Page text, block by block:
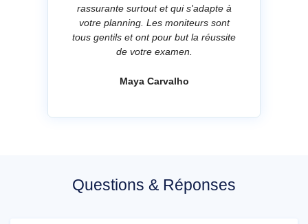
rassurante surtout et qui s'adapte à
votre planning. Les moniteurs sont
tous gentils et ont pour but la réussite
de votre examen.
Maya Carvalho
Questions & Réponses